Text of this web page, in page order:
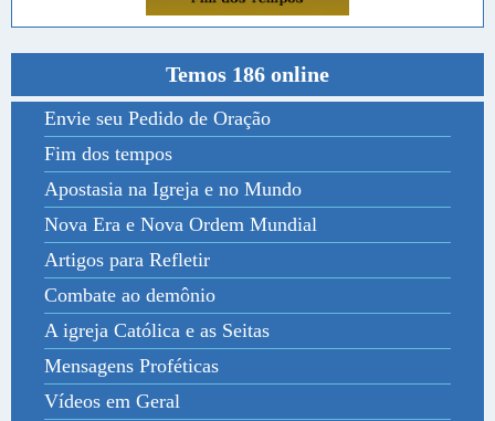
Temos 186 online
Envie seu Pedido de Oração
Fim dos tempos
Apostasia na Igreja e no Mundo
Nova Era e Nova Ordem Mundial
Artigos para Refletir
Combate ao demônio
A igreja Católica e as Seitas
Mensagens Proféticas
Vídeos em Geral